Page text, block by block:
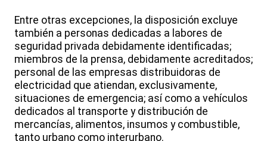
Entre otras excepciones, la disposición excluye
también a personas dedicadas a labores de
seguridad privada debidamente identificadas;
miembros de la prensa, debidamente acreditados;
personal de las empresas distribuidoras de
electricidad que atiendan, exclusivamente,
situaciones de emergencia; así como a vehículos
dedicados al transporte y distribución de
mercancías, alimentos, insumos y combustible,
tanto urbano como interurbano.